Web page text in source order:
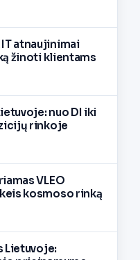
atnaujinimai
žinoti klientams
nuo DI iki
rinkoje
VLEO
kosmoso rinką
Lietuvoje: